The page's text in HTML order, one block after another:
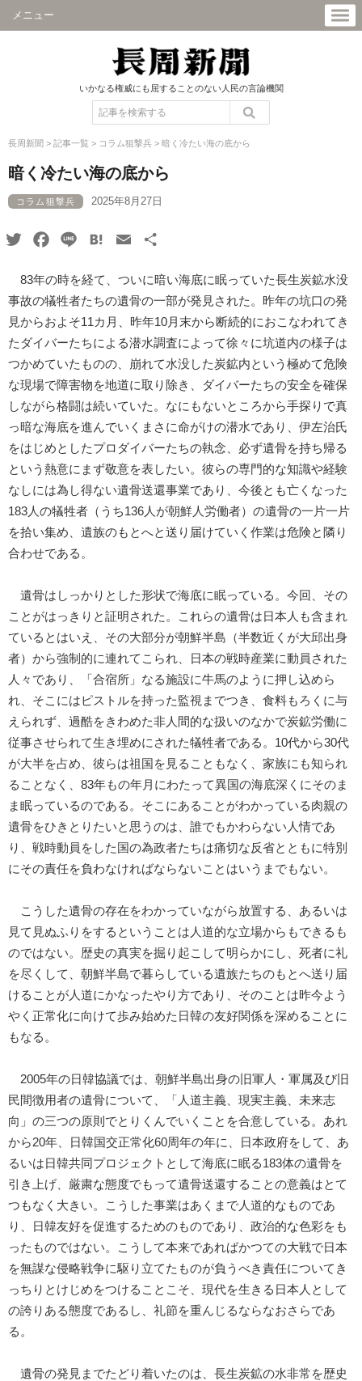
メニュー
いかなる権威にも屈することのない人民の言論機関
長周新聞 > 記事一覧 > コラム狙撃兵 > 暗く冷たい海の底から
暗く冷たい海の底から
コラム狙撃兵 2025年8月27日
TwitterFacebook
Line HatenaEmail
83年の時を経て、ついに暗い海底に眠っていた長生炭鉱水没
事故の犠牲者たちの遺骨の一部が発見された。昨年の坑口の発
見からおよそ11カ月、昨年10月末から断続的におこなわれてき
たダイバーたちによる潜水調査によって徐々に坑道内の様子は
つかめていたものの、崩れて水没した炭鉱内という極めて危険
な現場で障害物を地道に取り除き、ダイバーたちの安全を確保
しながら格闘は続いていた。なにもないところから手探りで真
っ暗な海底を進んでいくまさに命がけの潜水であり、伊左治氏
をはじめとしたプロダイバーたちの執念、必ず遺骨を持ち帰る
という熱意にまず敬意を表したい。彼らの専門的な知識や経験
なしには為し得ない遺骨送還事業であり、今後とも亡くなった
183人の犠牲者（うち136人が朝鮮人労働者）の遺骨の一片一片
を拾い集め、遺族のもとへと送り届けていく作業は危険と隣り
合わせである。
遺骨はしっかりとした形状で海底に眠っている。今回、その
ことがはっきりと証明された。これらの遺骨は日本人も含まれ
ているとはいえ、その大部分が朝鮮半島（半数近くが大邱出身
者）から強制的に連れてこられ、日本の戦時産業に動員された
人々であり、「合宿所」なる施設に牛馬のように押し込めら
れ、そこにはピストルを持った監視までつき、食料もろくに与
えられず、過酷をきわめた非人間的な扱いのなかで炭鉱労働に
従事させられて生き埋めにされた犠牲者である。10代から30代
が大半を占め、彼らは祖国を見ることもなく、家族にも知られ
ることなく、83年もの年月にわたって異国の海底深くにそのま
ま眠っているのである。そこにあることがわかっている肉親の
遺骨をひきとりたいと思うのは、誰でもかわらない人情であ
り、戦時動員をした国の為政者たちは痛切な反省とともに特別
にその責任を負わなければならないことはいうまでもない。
こうした遺骨の存在をわかっていながら放置する、あるいは
見て見ぬふりをするということは人道的な立場からもできるも
のではない。歴史の真実を掘り起こして明らかにし、死者に礼
を尽くして、朝鮮半島で暮らしている遺族たちのもとへ送り届
けることが人道にかなったやり方であり、そのことは昨今よう
やく正常化に向けて歩み始めた日韓の友好関係を深めることに
もなる。
2005年の日韓協議では、朝鮮半島出身の旧軍人・軍属及び旧
民間徴用者の遺骨について、「人道主義、現実主義、未来志
向」の三つの原則でとりくんでいくことを合意している。あれ
から20年、日韓国交正常化60周年の年に、日本政府をして、あ
るいは日韓共同プロジェクトとして海底に眠る183体の遺骨を
引き上げ、厳粛な態度でもって遺骨送還することの意義はとて
つもなく大きい。こうした事業はあくまで人道的なものであ
り、日韓友好を促進するためのものであり、政治的な色彩をも
ったものではない。こうして本来であればかつての大戦で日本
を無謀な侵略戦争に駆り立てたものが負うべき責任についてき
っちりとけじめをつけることこそ、現代を生きる日本人として
の誇りある態度であるし、礼節を重んじるならなおさらであ
る。
遺骨の発見までたどり着いたのは、長生炭鉱の水非常を歴史